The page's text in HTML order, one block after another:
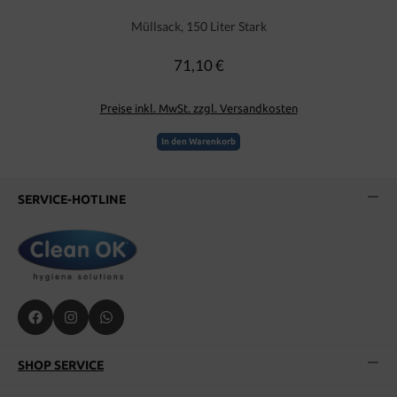
Müllsack, 150 Liter Stark
Regulärer Preis:
71,10 €
Preise inkl. MwSt. zzgl. Versandkosten
In den Warenkorb
SERVICE-HOTLINE
SHOP SERVICE